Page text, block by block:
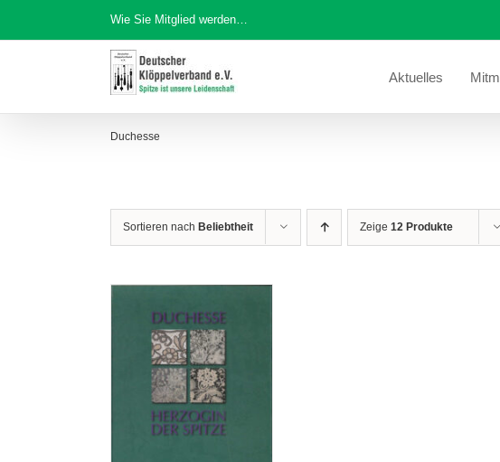
Inhalt
Wie Sie Mitglied werden…
Aktuelles
Duchesse
Sortieren nach Beliebtheit Zeige 12 Produkte